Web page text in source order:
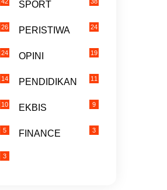
SPORT
26 PERISTIWA 24
24 OPINI 19
14 PENDIDIKAN 11
10 EKBIS 9
5 FINANCE 3
3